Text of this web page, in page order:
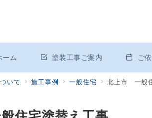
ーム 塗装工事ご案内 ご
いて 施工事例 一般住宅 北上市 一般